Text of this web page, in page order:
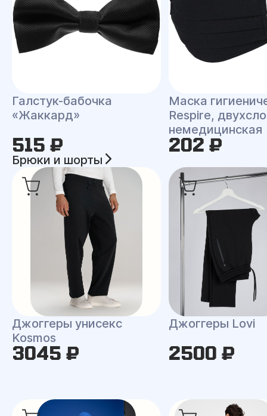
Галстук-бабочка
«Жаккард»
515 ₽
Маска
Respire,
немедицинская
202 ₽
Брюки и шорты
Джоггеры унисекс
Kosmos
3045 ₽
Джоггеры Lovi
2500 ₽